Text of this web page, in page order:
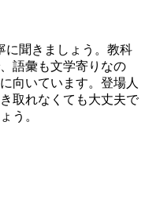
に聞きましょう。教科
語彙も文学寄りなの
向いています。登場人
取れなくても大丈夫で
う。